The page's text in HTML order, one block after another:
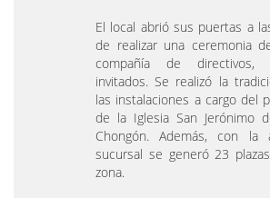
El local abrió sus puertas a
de realizar una ceremonia
compañía de directivos,
invitados. Se realizó la
las instalaciones a cargo del
de la Iglesia San Jerónimo
Chongón. Además, con
sucursal se generó 23
zona.